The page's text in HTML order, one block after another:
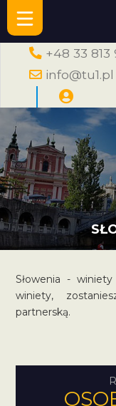
+48 33
info@tu1.pl
Słowenia -
winiety,
partnerską.